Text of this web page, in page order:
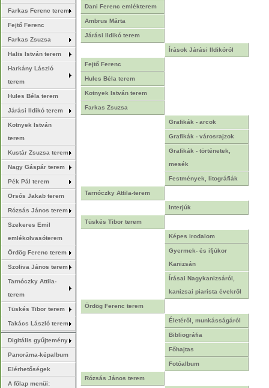
Dani Ferenc emlékterem
Ambrus Márta
Járási Ildikó terem
Írások Járási Ildikóról
Fejtő Ferenc
Hules Béla terem
Kotnyek István terem
Farkas Zsuzsa
Grafikák - arcok
Grafikák - városrajzok
Grafikák - történetek,
mesék
Festmények, litográfiák
Tarnóczky Attila-terem
Interjúk
Tüskés Tibor terem
Képes irodalom
Gyermek- és ifjúkor
Kanizsán
Írásai Nagykanizsáról,
kanizsai piarista évekről
Ördög Ferenc terem
Életéről, munkásságáról
Bibliográfia
Főhajtas
Fotóalbum
Rózsás János terem
Farkas Ferenc terem
Fejtő Ferenc
Farkas Zsuzsa
Halis István terem
Harkány László
terem
Hules Béla terem
Járási Ildikó terem
Kotnyek István
terem
Kustár Zsuzsa terem
Nagy Gáspár terem
Pék Pál terem
Orsós Jakab terem
Rózsás János terem
Szekeres Emil
emlékolvasóterem
Ördög Ferenc terem
Szoliva János terem
Tarnóczky Attila-
terem
Tüskés Tibor terem
Takács László terem
Digitális gyűjtemény
Panoráma-képalbum
Elérhetőségek
A főlap menüi: